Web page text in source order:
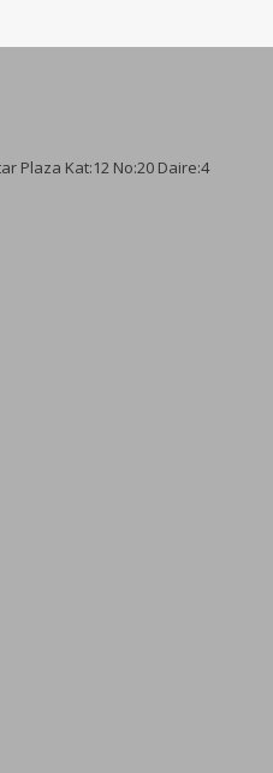
Plaza Kat:12 No:20 Daire:4